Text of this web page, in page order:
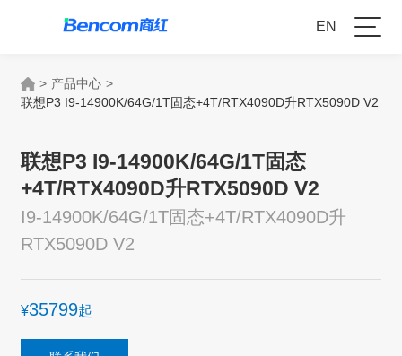
EN
> 产品中心 >
联想P3 I9-14900K/64G/1T固态+4T/RTX4090D升RTX5090D V2
联想P3 I9-14900K/64G/1T固态
+4T/RTX4090D升RTX5090D V2
I9-14900K/64G/1T固态+4T/RTX4090D升
RTX5090D V2
¥35799起